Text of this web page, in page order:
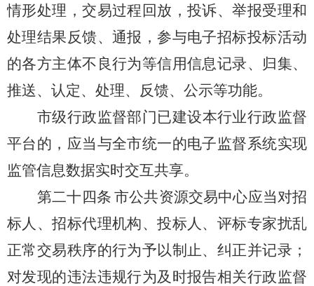
情形处理，交易过程回放，投诉、举报受理和
处理结果反馈、通报，参与电子招标投标活动
的各方主体不良行为等信用信息记录、归集、
推送、认定、处理、反馈、公示等功能。
市级行政监督部门已建设本行业行政监督
平台的，应当与全市统一的电子监督系统实现
监管信息数据实时交互共享。
第二十四条 市公共资源交易中心应当对招
标人、招标代理机构、投标人、评标专家扰乱
正常交易秩序的行为予以制止、纠正并记录；
对发现的违法违规行为及时报告相关行政监督